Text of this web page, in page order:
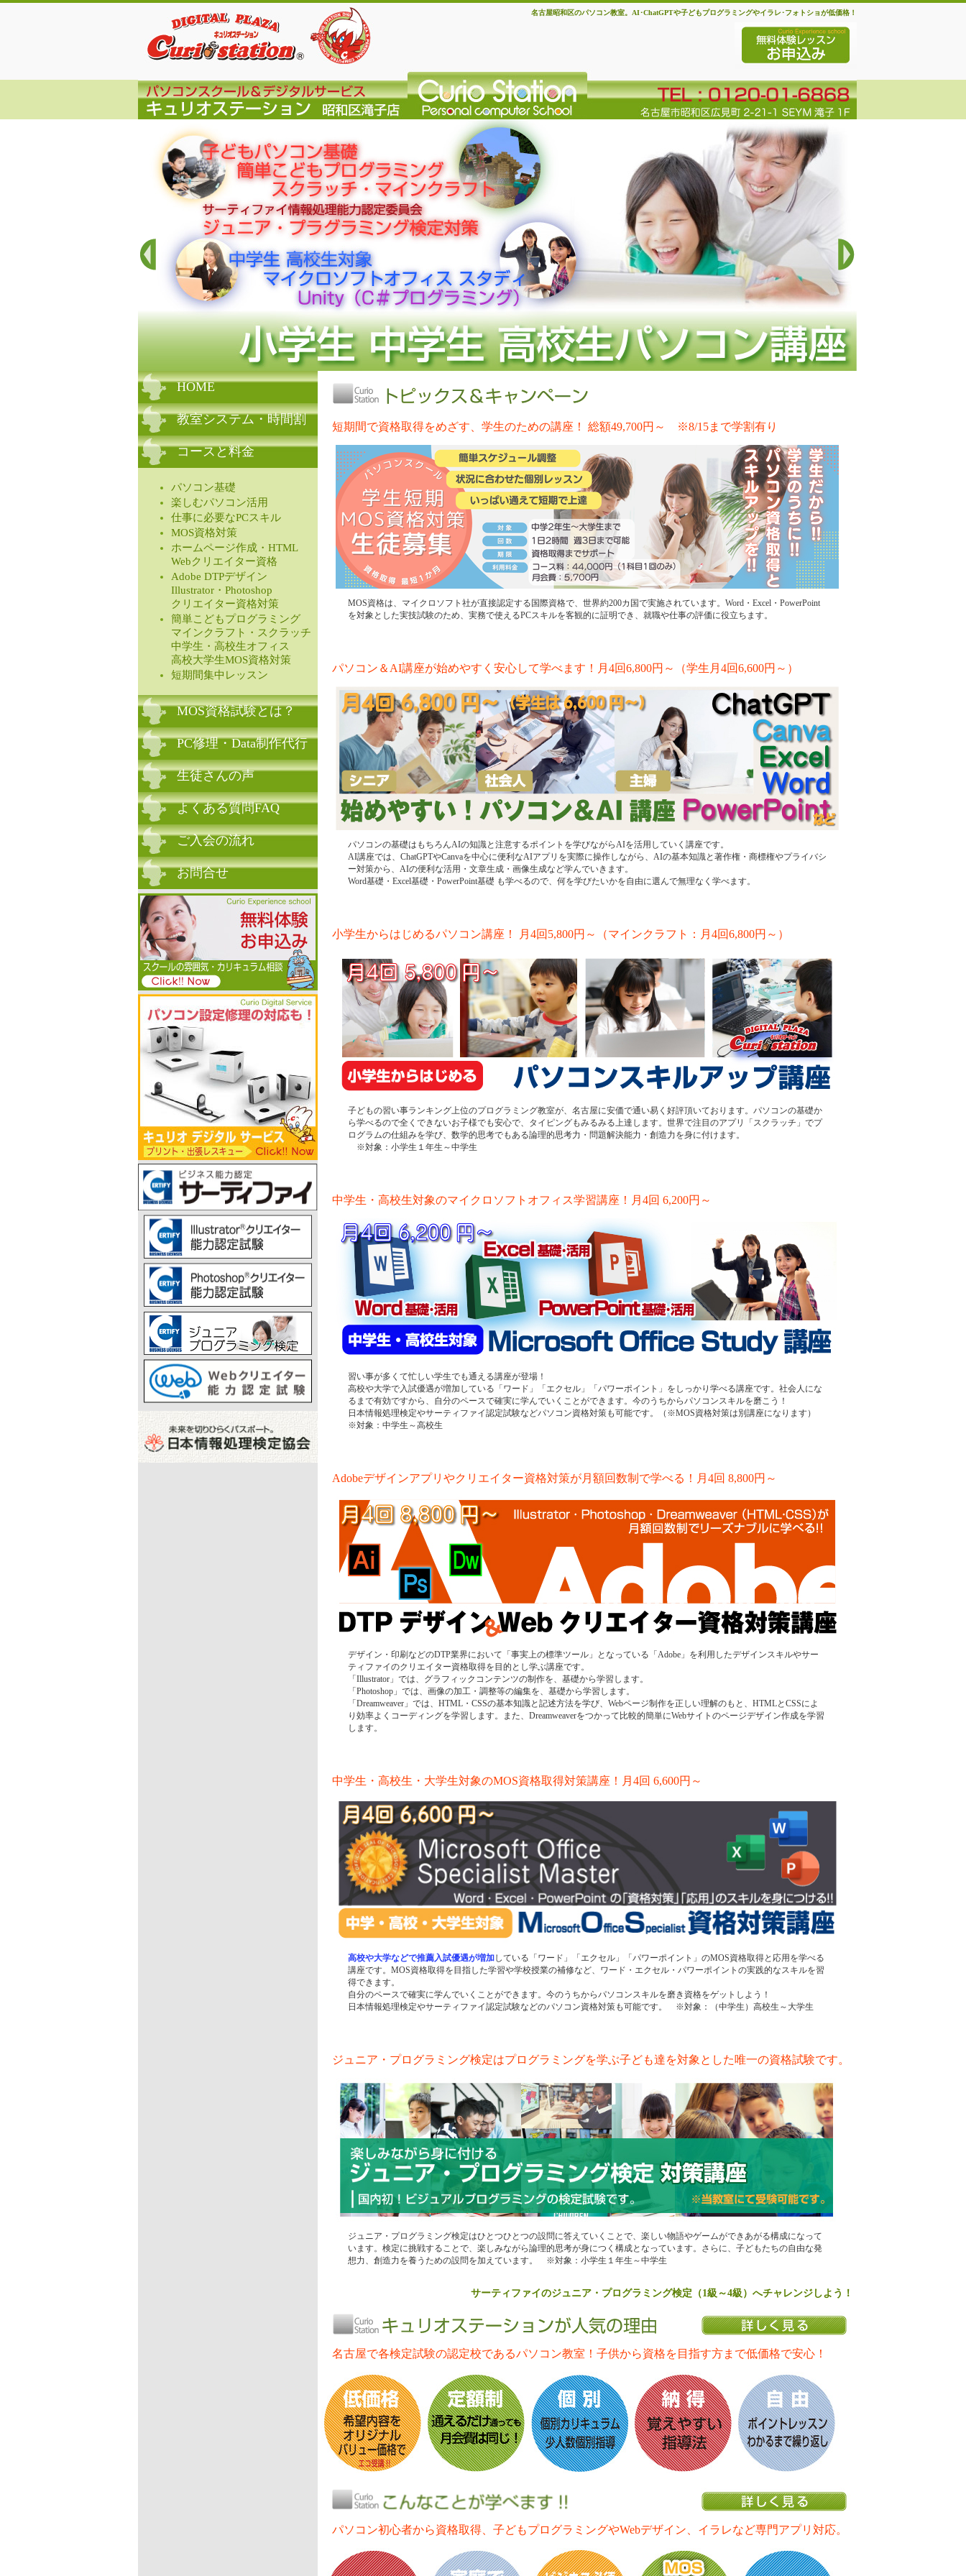
名古屋昭和区のパソコン教室。AI･ChatGPTや子どもプログラミングやイラレ･フォトショが低価格！
短期間で資格取得をめざす、学生のための講座！ 総額49,700円～ ※8/15まで学割有り
MOS資格は、マイクロソフト社が直接認定する国際資格で、世界約200カ国で実施されています。Word・Excel・PowerPoint
を対象とした実技試験のため、実務で使えるPCスキルを客観的に証明でき、就職や仕事の評価に役立ちます。
パソコン＆AI講座が始めやすく安心して学べます！月4回6,800円～（学生月4回6,600円～）
パソコンの基礎はもちろんAIの知識と注意するポイントを学びながらAIを活用していく講座です。
AI講座では、ChatGPTやCanvaを中心に便利なAIアプリを実際に操作しながら、AIの基本知識と著作権・商標権やプライバシ
ー対策から、AIの便利な活用・文章生成・画像生成など学んでいきます。
Word基礎・Excel基礎・PowerPoint基礎 も学べるので、何を学びたいかを自由に選んで無理なく学べます。
小学生からはじめるパソコン講座！ 月4回5,800円～（マインクラフト：月4回6,800円～）
子どもの習い事ランキング上位のプログラミング教室が、名古屋に安価で通い易く好評頂いております。パソコンの基礎か
ら学べるので全くできないお子様でも安心で、タイピングもみるみる上達します。世界で注目のアプリ「スクラッチ」でプ
ログラムの仕組みを学び、数学的思考でもある論理的思考力・問題解決能力・創造力を身に付けます。
※対象：小学生１年生～中学生
中学生・高校生対象のマイクロソフトオフィス学習講座！月4回 6,200円～
習い事が多くて忙しい学生でも通える講座が登場！
高校や大学で入試優遇が増加している「ワード」「エクセル」「パワーポイント」をしっかり学べる講座です。社会人にな
るまで有効ですから、自分のペースで確実に学んでいくことができます。今のうちからパソコンスキルを磨こう！
日本情報処理検定やサーティファイ認定試験などパソコン資格対策も可能です。（※MOS資格対策は別講座になります）
※対象：中学生～高校生
Adobeデザインアプリやクリエイター資格対策が月額回数制で学べる！月4回 8,800円～
デザイン・印刷などのDTP業界において「事実上の標準ツール」となっている「Adobe」を利用したデザインスキルやサー
ティファイのクリエイター資格取得を目的とし学ぶ講座です。
「Illustrator」では、グラフィックコンテンツの制作を、基礎から学習します。
「Photoshop」では、画像の加工・調整等の編集を、基礎から学習します。
「Dreamweaver」では、HTML・CSSの基本知識と記述方法を学び、Webページ制作を正しい理解のもと、HTMLとCSSによ
り効率よくコーディングを学習します。また、Dreamweaverをつかって比較的簡単にWebサイトのページデザイン作成を学習
します。
中学生・高校生・大学生対象のMOS資格取得対策講座！月4回 6,600円～
高校や大学などで推薦入試優遇が増加している「ワード」「エクセル」「パワーポイント」のMOS資格取得と応用を学べる
講座です。MOS資格取得を目指した学習や学校授業の補修など、ワード・エクセル・パワーポイントの実践的なスキルを習
得できます。
自分のペースで確実に学んでいくことができます。今のうちからパソコンスキルを磨き資格をゲットしよう！
日本情報処理検定やサーティファイ認定試験などのパソコン資格対策も可能です。 ※対象：（中学生）高校生～大学生
ジュニア・プログラミング検定はプログラミングを学ぶ子ども達を対象とした唯一の資格試験です。
ジュニア・プログラミング検定はひとつひとつの設問に答えていくことで、楽しい物語やゲームができあがる構成になって
います。検定に挑戦することで、楽しみながら論理的思考が身につく構成となっています。さらに、子どもたちの自由な発
想力、創造力を養うための設問を加えています。 ※対象：小学生１年生～中学生
サーティファイのジュニア・プログラミング検定（1級～4級）へチャレンジしよう！
名古屋で各検定試験の認定校であるパソコン教室！子供から資格を目指す方まで低価格で安心！
パソコン初心者から資格取得、子どもプログラミングやWebデザイン、イラレなど専門アプリ対応。